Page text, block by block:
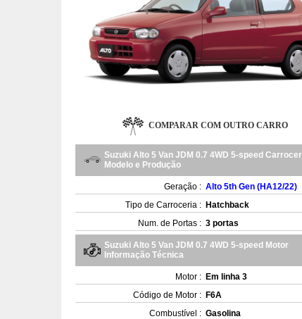
COMPARAR COM OUTRO CARRO
Suzuki Alto 5 Van JDM 0.7 4WD 5-speed
Modelo e Produção
Geração : Alto 5th Gen (HA12/22)
Tipo de Carroceria : Hatchback
Num. de Portas : 3 portas
Suzuki Alto 5 Van JDM 0.7 4WD 5-speed Motor
Informação Técnica
Motor : Em linha 3
Código de Motor : F6A
Combustível : Gasolina